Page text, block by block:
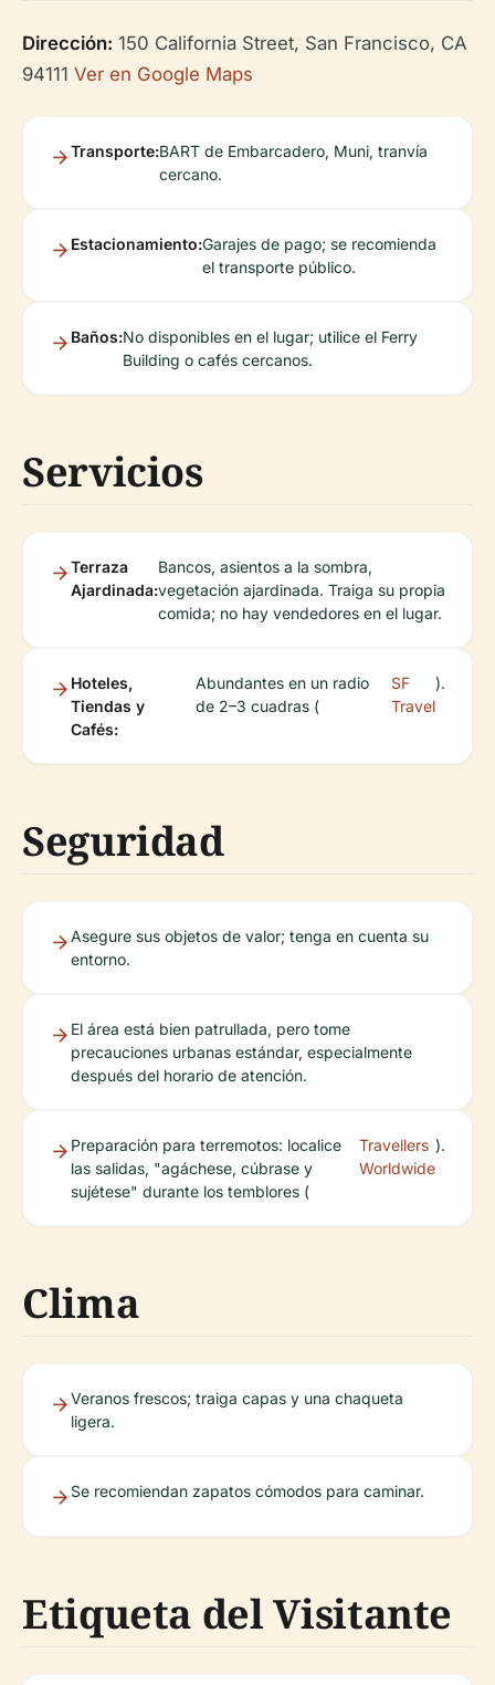
Dirección: 150 California Street, San Francisco, CA
94111 Ver en Google Maps
Transporte:BART de Embarcadero, Muni, tranvía
cercano.
Estacionamiento:Garajes de pago; se recomienda
el transporte público.
Baños:No disponibles en el lugar; utilice el Ferry
Building o cafés cercanos.
Servicios
Terraza
Ajardinada:
Bancos, asientos a la sombra,
vegetación ajardinada. Traiga su propia
comida; no hay vendedores en el lugar.
Hoteles,
Tiendas y
Cafés:
Abundantes en un radio
de 2–3 cuadras (
SF
Travel
).
Seguridad
Asegure sus objetos de valor; tenga en cuenta su
entorno.
El área está bien patrullada, pero tome
precauciones urbanas estándar, especialmente
después del horario de atención.
Preparación para terremotos: localice
las salidas, "agáchese, cúbrase y
sujétese" durante los temblores (
Travellers
Worldwide
).
Clima
Veranos frescos; traiga capas y una chaqueta
ligera.
Se recomiendan zapatos cómodos para caminar.
Etiqueta del Visitante